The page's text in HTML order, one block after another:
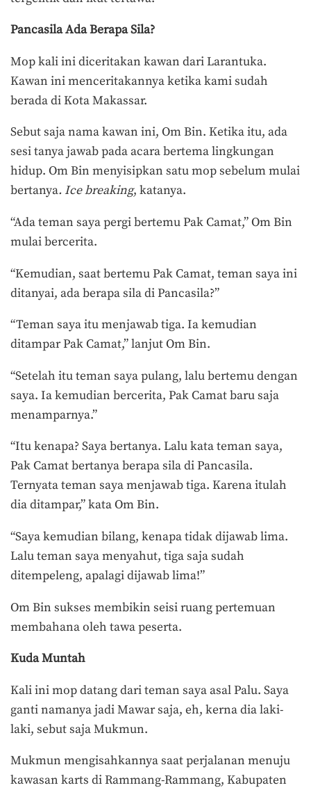
PancasilaAdaBerapaSila?
Mop kali ini diceritakan kawan dari Larantuka.
Kawan ini menceritakannya ketika kami sudah
berada di Kota Makassar.
Sebut saja nama kawan ini, Om Bin. Ketika itu, ada
sesi tanya jawab pada acara bertema lingkungan
hidup. Om Bin menyisipkan satu mop sebelum mulai
bertanya. Ice breaking, katanya.
“Ada teman saya pergi bertemu Pak Camat,” Om Bin
mulai bercerita.
“Kemudian, saat bertemu Pak Camat, teman saya ini
ditanyai, ada berapa sila di Pancasila?”
“Teman saya itu menjawab tiga. Ia kemudian
ditampar Pak Camat,” lanjut Om Bin.
“Setelah itu teman saya pulang, lalu bertemu dengan
saya. Ia kemudian bercerita, Pak Camat baru saja
menamparnya.”
“Itu kenapa? Saya bertanya. Lalu kata teman saya,
Pak Camat bertanya berapa sila di Pancasila.
Ternyata teman saya menjawab tiga. Karena itulah
dia ditampar,” kata Om Bin.
“Saya kemudian bilang, kenapa tidak dijawab lima.
Lalu teman saya menyahut, tiga saja sudah
ditempeleng, apalagi dijawab lima!”
Om Bin sukses membikin seisi ruang pertemuan
membahana oleh tawa peserta.
Kuda Muntah
Kali ini mop datang dari teman saya asal Palu. Saya
ganti namanya jadi Mawar saja, eh, kerna dia laki-
laki, sebut saja Mukmun.
Mukmun mengisahkannya saat perjalanan menuju
kawasan karts di Rammang-Rammang, Kabupaten